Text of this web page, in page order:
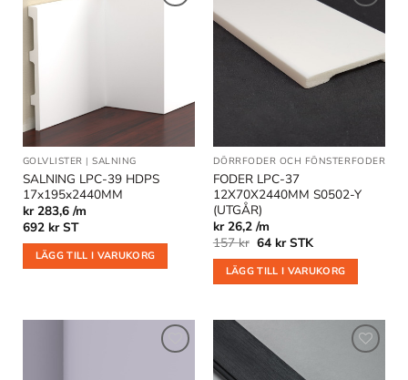
GOLVLISTER |SALNING
SALNING LPC-39 HDPS
17x195x2440MM
kr 283,6 /m
692 kr ST
LÄGG TILL I VARUKORG
önskelistan
DÖRRFODER OCH FÖNSTERFODER
FODER LPC-37
12X70X2440MM S0502-Y
(UTGÅR)
kr 26,2 /m
157kr Det
priset
var:
157 kr.
64 krDet
priset
är:
64 kr.
STK
LÄGG TILL I VARUKORG